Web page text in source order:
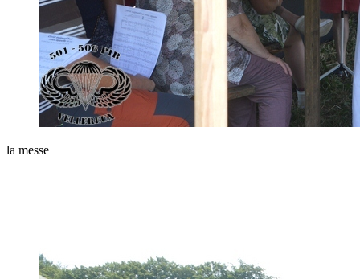
la messe